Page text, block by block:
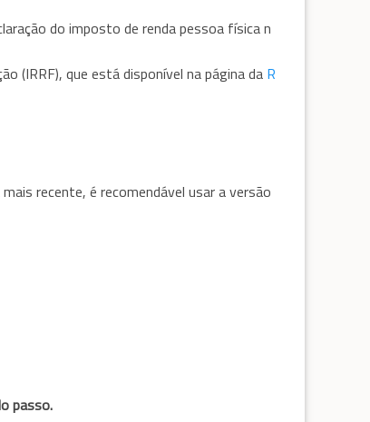
do imposto de renda pessoa física n
(IRRF), que está disponível na página da R
recente, é recomendável usar a versão
passo.